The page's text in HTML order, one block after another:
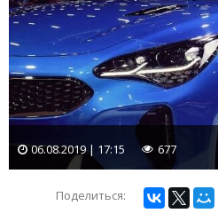
06.08.2019 | 17:15 677
Поделиться: